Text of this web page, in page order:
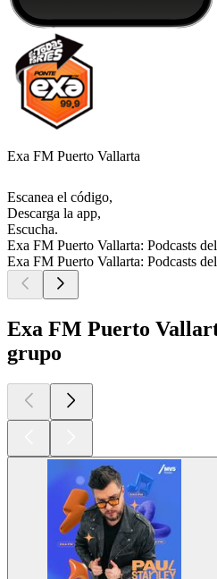
Exa FM Puerto Vallarta
Escanea el código,
Descarga la app,
Escucha.
Exa FM Puerto Vallarta: Podcasts
Exa FM Puerto Vallarta: Podcasts
Exa FM Puerto
grupo